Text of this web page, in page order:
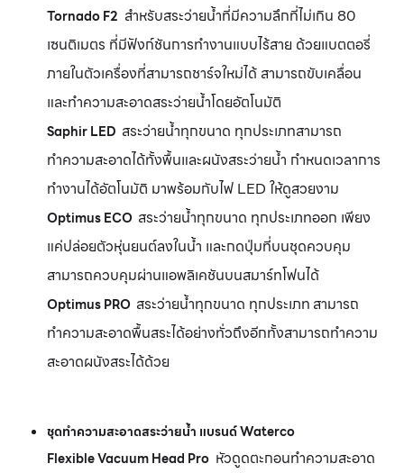
Tornado F2 สำหรับสระว่ายน้ำที่มีความลึกที่ไม่เกิน 80
เซนติเมตร ที่มีฟังก์ชันการทำงานแบบไร้สาย ด้วยแบตตอรี่
ภายในตัวเครื่องที่สามารถชาร์จใหม่ได้ สามารถขับเคลื่อน
และทำความสะอาดสระว่ายน้ำโดยอัตโนมัติ
Saphir LED สระว่ายน้ำทุกขนาด ทุกประเภทสามารถ
ทำความสะอาดได้ทั้งพื้นและผนังสระว่ายน้ำ กำหนดเวลาการ
ทำงานได้อัตโนมัติ มาพร้อมกับไฟ LED ให้ดูสวยงาม
Optimus ECO สระว่ายน้ำทุกขนาด ทุกประเภทออก เพียง
แค่ปล่อยตัวหุ่นยนต์ลงในน้ำ และกดปุ่มที่บนชุดควบคุม
สามารถควบคุมผ่านแอพลิเคชันบนสมาร์ทโฟนได้
Optimus PRO สระว่ายน้ำทุกขนาด ทุกประเภท สามารถ
ทำความสะอาดพื้นสระได้อย่างทั่วถึงอีกทั้งสามารถทำความ
สะอาดผนังสระได้ด้วย
ชุดทำความสะอาดสระว่ายน้ำ แบรนด์ Waterco
Flexible Vacuum Head Pro หัวดูดตะกอนทําความสะอาด